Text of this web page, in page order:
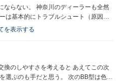
か、初代V40の様に浮いてくる事は無
不思議と垂れてこない。 ・今更狙っ
りに立派に見えるのか？街中であおら
ならない。 神奈川のディーラーも全然
は基本的にトラブルシュート（原因の
思って利用する方が良い。 少し細かい
の交換と洗浄だけで済み６０万どころ
換えるならど
安く乗りたいならボルボは基本的に自
を表示する
換のしやすさを考えると あえてこの次
だと思う。 次のBB型は色々